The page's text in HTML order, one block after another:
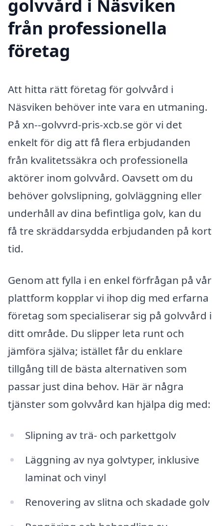
golvvård i Näsviken
från professionella
företag
Att hitta rätt företag för golvvård i
Näsviken behöver inte vara en utmaning.
På xn--golvvrd-pris-xcb.se gör vi det
enkelt för dig att få flera erbjudanden
från kvalitetssäkra och professionella
aktörer inom golvvård. Oavsett om du
behöver golvslipning, golvläggning eller
underhåll av dina befintliga golv, kan du
få tre skräddarsydda erbjudanden på kort
tid.
Genom att fylla i en enkel förfrågan på vår
plattform kopplar vi ihop dig med erfarna
företag som specialiserar sig på golvvård i
ditt område. Du slipper leta runt och
jämföra själva; istället får du enklare
tillgång till de bästa alternativen som
passar just dina behov. Här är några
tjänster som golvvård kan hjälpa dig med:
Slipning av trä- och parkettgolv
Läggning av nya golvtyper, inklusive
laminat och vinyl
Renovering av slitna och skadade golv